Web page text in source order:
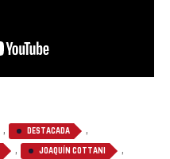
, DESTACADA ,
, JOAQUÍN COTTANI ,